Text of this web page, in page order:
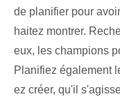
de planifier pour
haitez montrer.
eux, les champions
Planifiez également
ez créer, qu'il